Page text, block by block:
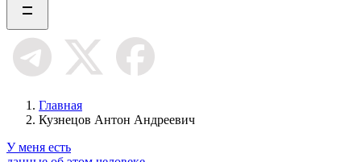
Главная
Кузнецов Антон Андреевич
У меня есть